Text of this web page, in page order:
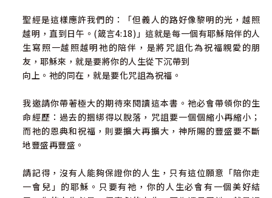
聖經是這樣應許我們的：「但義人的路好像黎明的光，越照
越明，直到日午。(箴言4:18)」這就是每一個有耶穌陪伴的人
生寫照一越照越明祂的陪伴，是將咒詛化為祝福親愛的朋
友，耶穌來，就是要將你的人生從下沉帶到
向上。祂的同在，就是要化咒詛為祝福。
我邀請你帶著極大的期待來閱讀這本書。祂必會帶領你的生
命經歷：過去的捆綁得以脫落，咒詛要一個個縮小再縮小；
而祂的恩典和祝福，則要擴大再擴大，神所賜的豐盛要不斷
地豐盛再豐盛。
請記得，沒有人能夠保證你的人生，只有這位願意「陪你走
一會兒」的耶穌。只要有祂，你的人生必會有一個美好結